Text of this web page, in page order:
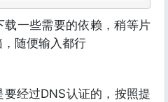
一些需要的依赖，稍等片
随便输入都行
经过DNS认证的，按照提